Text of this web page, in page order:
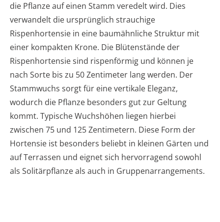
die Pflanze auf einen Stamm veredelt wird. Dies
verwandelt die ursprünglich strauchige
Rispenhortensie in eine baumähnliche Struktur mit
einer kompakten Krone. Die Blütenstände der
Rispenhortensie sind rispenförmig und können je
nach Sorte bis zu 50 Zentimeter lang werden. Der
Stammwuchs sorgt für eine vertikale Eleganz,
wodurch die Pflanze besonders gut zur Geltung
kommt. Typische Wuchshöhen liegen hierbei
zwischen 75 und 125 Zentimetern. Diese Form der
Hortensie ist besonders beliebt in kleinen Gärten und
auf Terrassen und eignet sich hervorragend sowohl
als Solitärpflanze als auch in Gruppenarrangements.